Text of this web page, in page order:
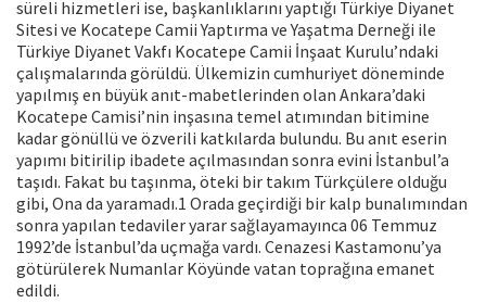
süreli hizmetleri ise, başkanlıklarını yaptığı Türkiye Diyanet
Sitesi ve Kocatepe Camii Yaptırma ve Yaşatma Derneği ile
Türkiye Diyanet Vakfı Kocatepe Camii İnşaat Kurulu’ndaki
çalışmalarında görüldü. Ülkemizin cumhuriyet döneminde
yapılmış en büyük anıt-mabetlerinden olan Ankara’daki
Kocatepe Camisi’nin inşasına temel atımından bitimine
kadar gönüllü ve özverili katkılarda bulundu. Bu anıt eserin
yapımı bitirilip ibadete açılmasından sonra evini İstanbul’a
taşıdı. Fakat bu taşınma, öteki bir takım Türkçülere olduğu
gibi, Ona da yaramadı.1 Orada geçirdiği bir kalp bunalımından
sonra yapılan tedaviler yarar sağlayamayınca 06 Temmuz
1992’de İstanbul’da uçmağa vardı. Cenazesi Kastamonu’ya
götürülerek Numanlar Köyünde vatan toprağına emanet
edildi.